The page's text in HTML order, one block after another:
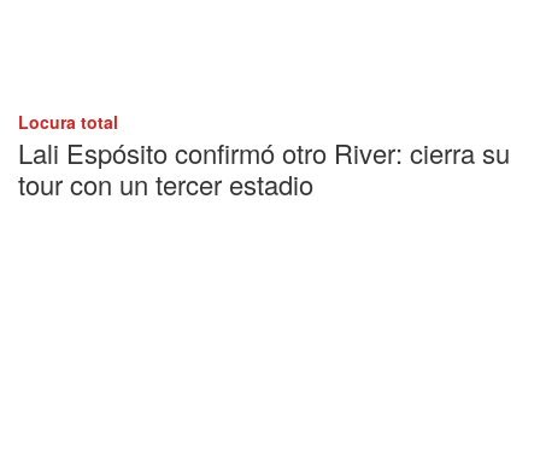
Locura total
Lali Espósito confirmó otro River: cierra su
tour con un tercer estadio